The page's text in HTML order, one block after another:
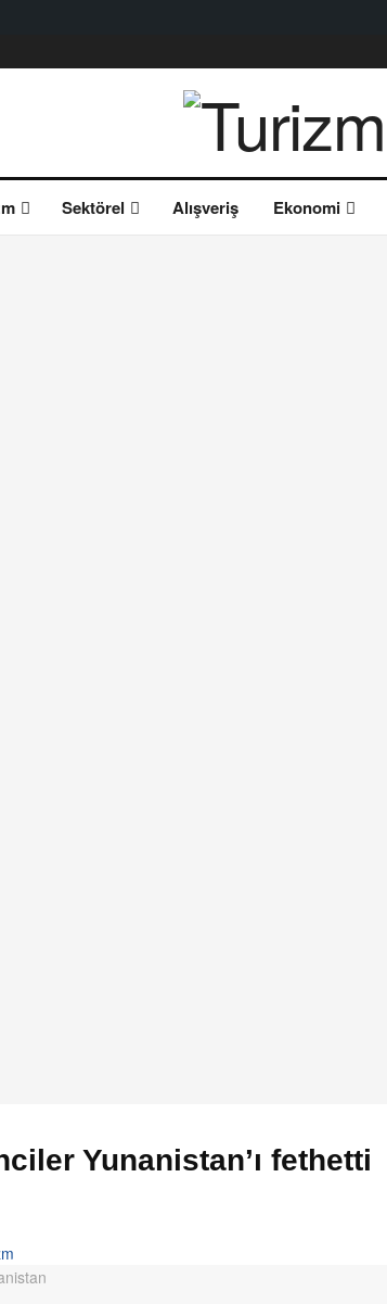
Sektörel Alışveriş Ekonomi
Yunanistan’ı fethetti